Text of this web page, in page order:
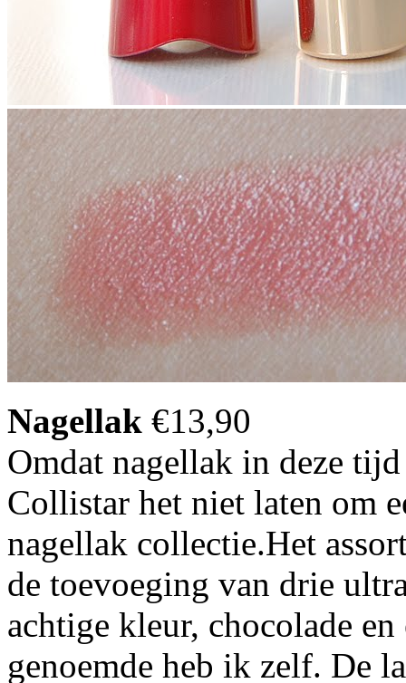
Nagellak €13,90
Omdat nagellak in deze
Collistar het niet laten om
nagellak collectie.Het
de toevoeging van drie
achtige kleur, chocolade
genoemde heb ik zelf. De